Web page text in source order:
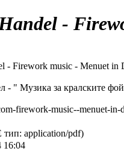
-
- Firework music - Menuet in
- " Музика за кралските
firework-music--menuet-
application/pdf)
16:04